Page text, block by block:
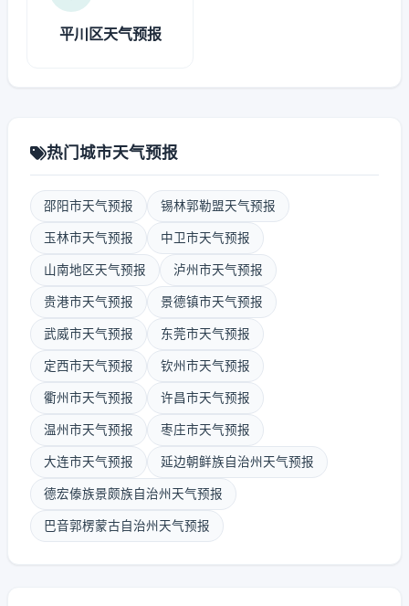
平川区天气预报
热门城市天气预报
邵阳市天气预报 锡林郭勒盟天气预报
玉林市天气预报 中卫市天气预报
山南地区天气预报 泸州市天气预报
贵港市天气预报 景德镇市天气预报
武威市天气预报 东莞市天气预报
定西市天气预报 钦州市天气预报
衢州市天气预报 许昌市天气预报
温州市天气预报 枣庄市天气预报
大连市天气预报 延边朝鲜族自治州天气预报
德宏傣族景颇族自治州天气预报
巴音郭楞蒙古自治州天气预报